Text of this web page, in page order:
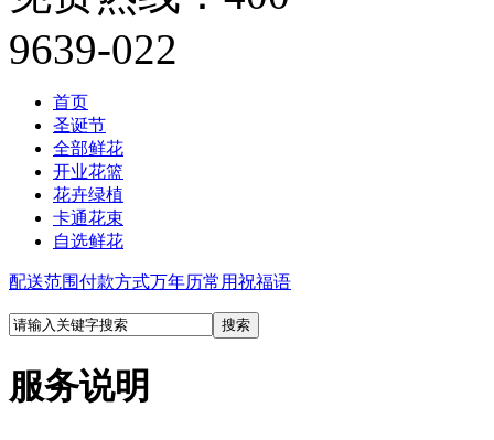
首页
圣诞节
全部鲜花
开业花篮
花卉绿植
卡通花束
自选鲜花
配送范围付款方式万年历常用祝福语
服务说明